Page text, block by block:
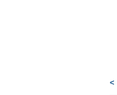
<